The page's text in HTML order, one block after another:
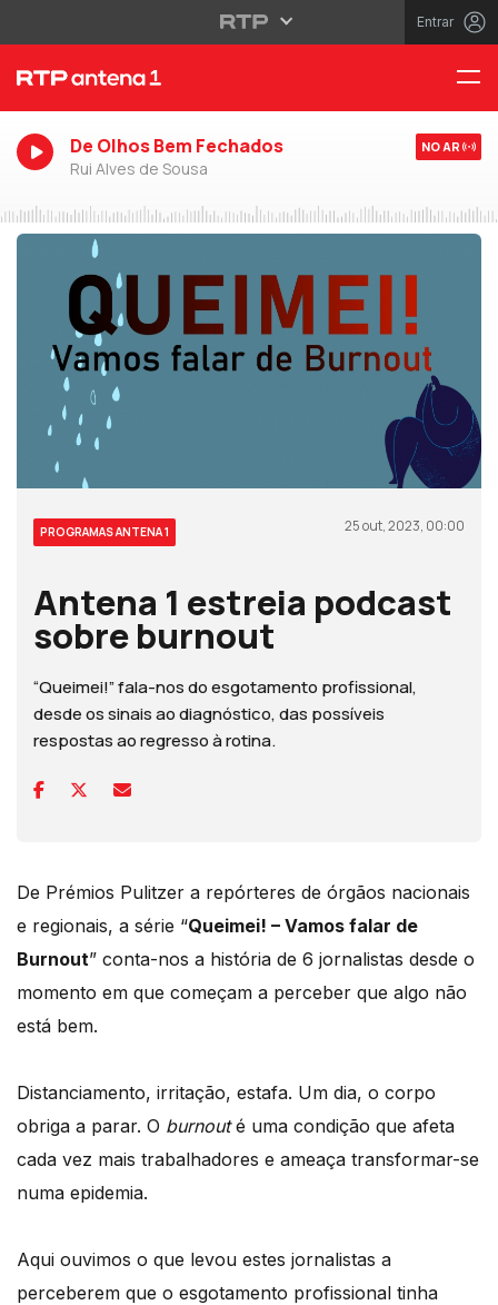
Entrar
De Olhos Bem Fechados
Rui Alves de Sousa
NO AR
PROGRAMAS ANTENA 1 25 out, 2023, 00:00
Antena 1 estreia podcast
sobre burnout
“Queimei!” fala-nos do esgotamento profissional,
desde os sinais ao diagnóstico, das possíveis
respostas ao regresso à rotina.
De Prémios Pulitzer a repórteres de órgãos nacionais
e regionais, a série “Queimei! – Vamos falar de
Burnout” conta-nos a história de 6 jornalistas desde o
momento em que começam a perceber que algo não
está bem.
Distanciamento, irritação, estafa. Um dia, o corpo
obriga a parar. O burnouté uma condição que afeta
cada vez mais trabalhadores e ameaça transformar-se
numa epidemia.
Aqui ouvimos o que levou estes jornalistas a
perceberem que o esgotamento profissional tinha